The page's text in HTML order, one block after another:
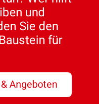
und
Sie den
für
Angeboten